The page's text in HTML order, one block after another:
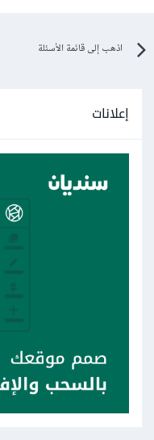
اذهب إلى قائمة الأسئلة
إعلانات